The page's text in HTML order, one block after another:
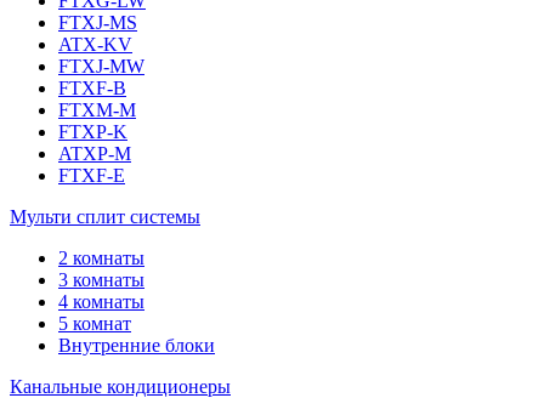
FTXJ-MS
ATX-KV
FTXJ-MW
FTXF-B
FTXM-M
FTXP-K
ATXP-M
FTXF-E
Мульти сплит системы
2 комнаты
3 комнаты
4 комнаты
5 комнат
Внутренние блоки
Канальные кондиционеры